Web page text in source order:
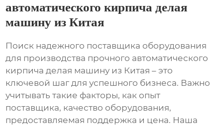
автоматического кирпича делая
машину из Китая
Поиск надежного поставщика оборудования
для производства прочного автоматического
кирпича делая машину из Китая – это
ключевой шаг для успешного бизнеса. Важно
учитывать такие факторы, как опыт
поставщика, качество оборудования,
предоставляемая поддержка и цена. Наша